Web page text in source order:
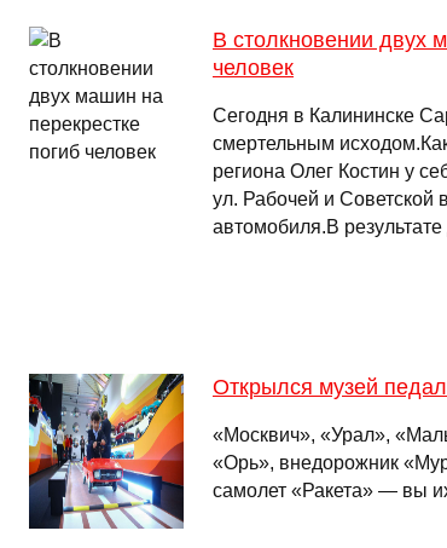
В столкновении двух
человек
Сегодня в Калининске
смертельным
региона Олег Костин у
ул. Рабочей и Советской
автомобиля.В
Открылся музей
«Москвич», «Урал»,
«Орь», внедорожник
самолет «Ракета» — вы